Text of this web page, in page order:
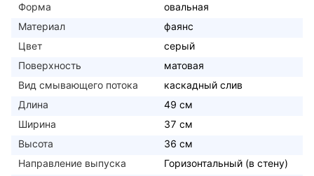
Форма
овальная
Материал
фаянс
Цвет
серый
Поверхность
матовая
Вид смывающего потока
каскадный слив
Длина
49 см
Ширина
37 см
Высота
36 см
Направление выпуска
Горизонтальный (в стену)